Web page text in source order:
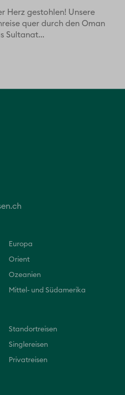
Herz gestohlen! Unsere
quer durch den Oman
Sultanat...
Europa
Orient
Ozeanien
Mittel- und Südamerika
Standortreisen
Singlereisen
Privatreisen